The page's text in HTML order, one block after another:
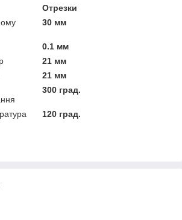
Отрезки
30 мм
0.1 мм
21 мм
21 мм
300 град.
120 град.